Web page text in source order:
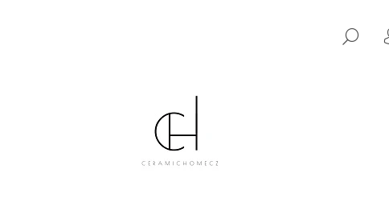
HLEDAT